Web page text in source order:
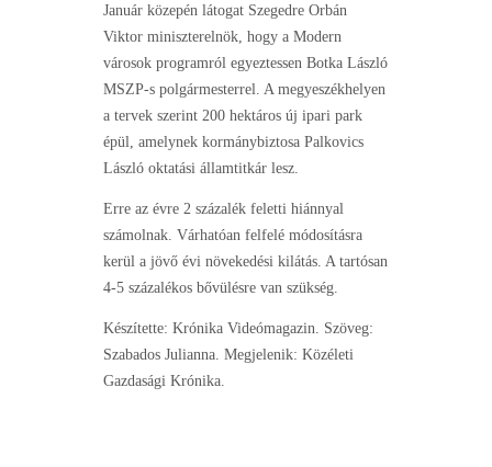
Január közepén látogat Szegedre Orbán
Viktor miniszterelnök, hogy a Modern
városok programról egyeztessen Botka László
MSZP-s polgármesterrel. A megyeszékhelyen
a tervek szerint 200 hektáros új ipari park
épül, amelynek kormánybiztosa Palkovics
László oktatási államtitkár lesz.
Erre az évre 2 százalék feletti hiánnyal
számolnak. Várhatóan felfelé módosításra
kerül a jövő évi növekedési kilátás. A tartósan
4-5 százalékos bővülésre van szükség.
Készítette: Krónika Videómagazin. Szöveg:
Szabados Julianna. Megjelenik: Közéleti
Gazdasági Krónika.